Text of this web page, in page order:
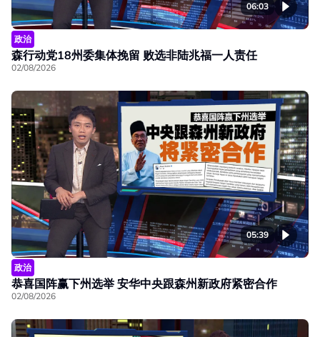
06:03
政治
森行动党18州委集体挽留 败选非陆兆福一人责任
02/08/2026
05:39
政治
恭喜国阵赢下州选举 安华中央跟森州新政府紧密合作
02/08/2026